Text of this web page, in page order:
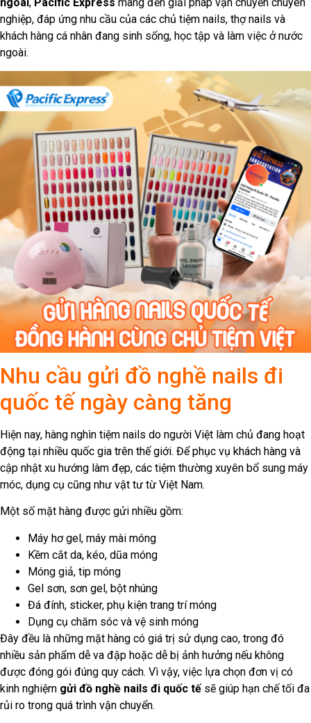
nghiệp, đáp ứng nhu cầu của các chủ tiệm nails, thợ nails và
khách hàng cá nhân đang sinh sống, học tập và làm việc ở nước
ngoài.
Nhu cầu gửi đồ nghề nails đi
quốc tế ngày càng tăng
Hiện nay, hàng nghìn tiệm nails do người Việt làm chủ đang hoạt
động tại nhiều quốc gia trên thế giới. Để phục vụ khách hàng và
cập nhật xu hướng làm đẹp, các tiệm thường xuyên bổ sung máy
móc, dụng cụ cũng như vật tư từ Việt Nam.
Một số mặt hàng được gửi nhiều gồm:
Máy hơ gel, máy mài móng
Kềm cắt da, kéo, dũa móng
Móng giả, tip móng
Gel sơn, sơn gel, bột nhúng
Đá đính, sticker, phụ kiện trang trí móng
Dụng cụ chăm sóc và vệ sinh móng
Đây đều là những mặt hàng có giá trị sử dụng cao, trong đó
nhiều sản phẩm dễ va đập hoặc dễ bị ảnh hưởng nếu không
được đóng gói đúng quy cách. Vì vậy, việc lựa chọn đơn vị có
kinh nghiệm gửi đồ nghề nails đi quốc tếsẽ giúp hạn chế tối đa
rủi ro trong quá trình vận chuyển.